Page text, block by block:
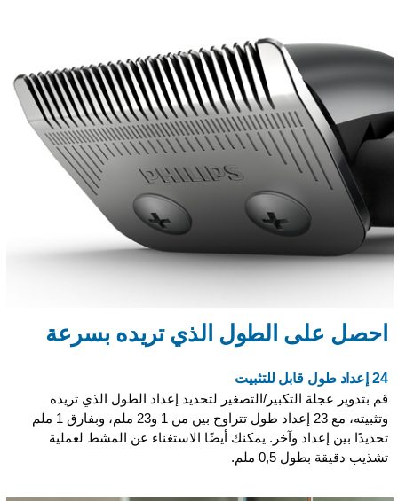
احصل على الطول الذي تريده بسرعة
24 إعداد طول قابل للتثبيت
قم بتدوير عجلة التكبير/التصغير لتحديد إعداد الطول الذي تريده
وتثبيته، مع 23 إعداد طول تتراوح بين من 1 و23 ملم، وبفارق 1 ملم
تحديدًا بين إعداد وآخر. يمكنك أيضًا الاستغناء عن المشط لعملية
تشذيب دقيقة بطول 0,5 ملم.